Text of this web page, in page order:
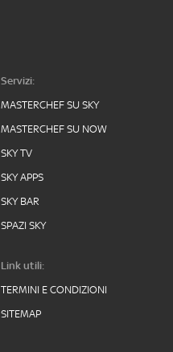
Servizi:
MASTERCHEF SU SKY
MASTERCHEF SU NOW
SKY TV
SKY APPS
SKY BAR
SPAZI SKY
Link utili:
TERMINI E CONDIZIONI
SITEMAP